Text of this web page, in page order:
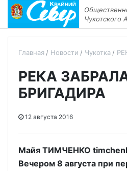
Чукотского
Главная Новости Чукотка
РЕКА
БРИГАДИРА
12 августа 2016
Майя ТИМЧЕНКО
Вечером 8 августа при